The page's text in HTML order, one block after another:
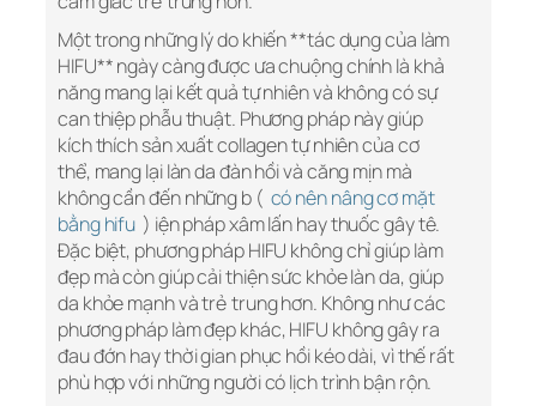
Một trong những lý do khiến **tác dụng của làm
HIFU** ngày càng được ưa chuộng chính là khả
năng mang lại kết quả tự nhiên và không có sự
can thiệp phẫu thuật. Phương pháp này giúp
kích thích sản xuất collagen tự nhiên của cơ
thể, mang lại làn da đàn hồi và căng mịn mà
không cần đến những b ( có nên nâng cơ mặt
bằng hifu ) iện pháp xâm lấn hay thuốc gây tê.
Đặc biệt, phương pháp HIFU không chỉ giúp làm
đẹp mà còn giúp cải thiện sức khỏe làn da, giúp
da khỏe mạnh và trẻ trung hơn. Không như các
phương pháp làm đẹp khác, HIFU không gây ra
đau đớn hay thời gian phục hồi kéo dài, vì thế rất
phù hợp với những người có lịch trình bận rộn.